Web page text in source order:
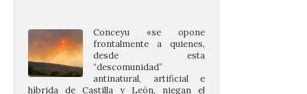
antinatural, artificial e
híbrida de Castilla y León, niegan el
cambio climático y anteponen el fomento
de la tauromaquia a una prevención real
de los incendios. Conceyu Pais Llionés
vuelve a […]